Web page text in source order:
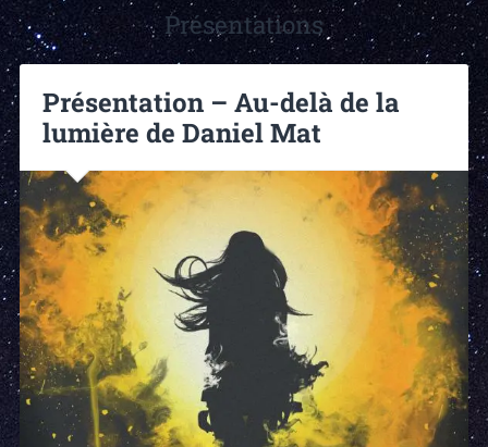
Présentations
Présentation – Au-delà de la
lumière de Daniel Mat